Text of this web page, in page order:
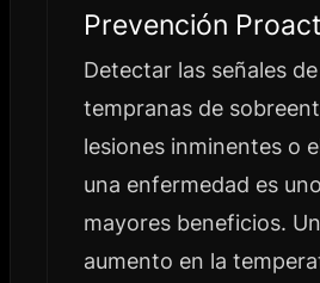
Prevención
Detectar las señales
tempranas de
lesiones inminentes o
una enfermedad es
mayores beneficios.
aumento en la